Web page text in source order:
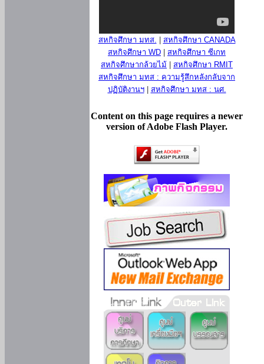
สหกิจศึกษา มทส.
สหกิจศึกษา CANADA
สหกิจศึกษา WD
สหกิจศึกษา ซีเกท
สหกิจศึกษากล้วยไม้
สหกิจศึกษา RMIT
สหกิจศึกษา มทส : ความรู้สึกหลังกลับจาก
ปฏิบัติงานฯ| สหกิจศึกษา มทส : นศ.
Content on this page requires a newer
version of Adobe Flash Player.